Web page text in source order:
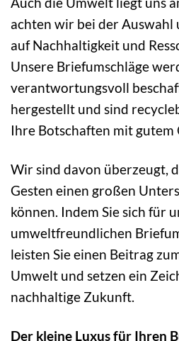
achten wir bei der
auf Nachhaltigkeit und
Unsere Briefumschläge
verantwortungsvoll
hergestellt und sind
Ihre Botschaften mit gutem
Wir sind davon überzeugt,
Gesten einen großen
können. Indem Sie sich für
umweltfreundlichen
leisten Sie einen Beitrag
Umwelt und setzen ein
nachhaltige Zukunft.
Der kleine Luxus für Ihren